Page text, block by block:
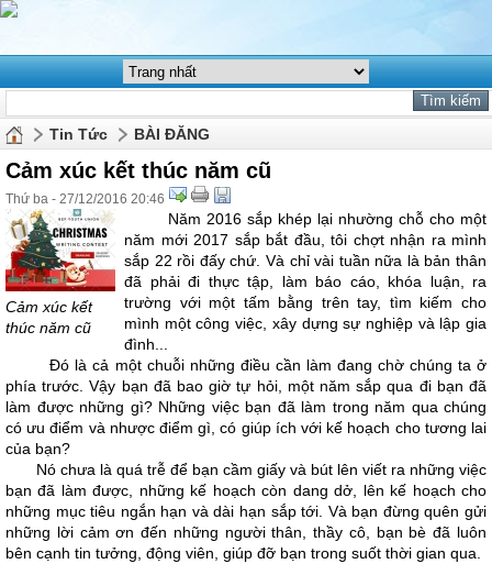
Tin Tức BÀI ĐĂNG
Cảm xúc kết thúc năm cũ
Thứ ba - 27/12/2016 20:46
Cảm xúc kết
thúc năm cũ
Năm 2016 sắp khép lại nhường chỗ cho một
năm mới 2017 sắp bắt đầu, tôi chợt nhận ra mình
sắp 22 rồi đấy chứ. Và chỉ vài tuần nữa là bản thân
đã phải đi thực tập, làm báo cáo, khóa luận, ra
trường với một tấm bằng trên tay, tìm kiếm cho
mình một công việc, xây dựng sự nghiệp và lập gia
đình...
Đó là cả một chuỗi những điều cần làm đang chờ chúng ta ở
phía trước. Vậy bạn đã bao giờ tự hỏi, một năm sắp qua đi bạn đã
làm được những gì? Những việc bạn đã làm trong năm qua chúng
có ưu điểm và nhược điểm gì, có giúp ích với kế hoạch cho tương lai
của bạn?
Nó chưa là quá trễ để bạn cầm giấy và bút lên viết ra những việc
bạn đã làm được, những kế hoạch còn dang dở, lên kế hoạch cho
những mục tiêu ngắn hạn và dài hạn sắp tới. Và bạn đừng quên gửi
những lời cảm ơn đến những người thân, thầy cô, bạn bè đã luôn
bên cạnh tin tưởng, động viên, giúp đỡ bạn trong suốt thời gian qua.